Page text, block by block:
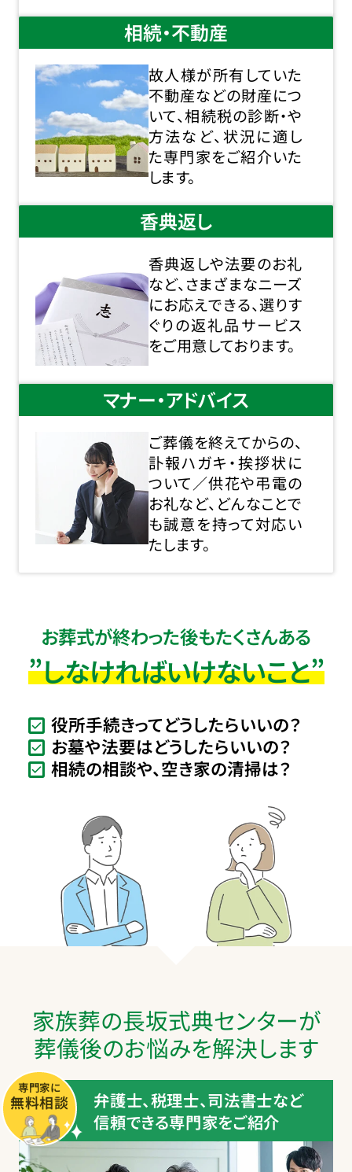
相続・不動産
故人様が所有していた
不動産などの財産につ
いて、相続税の診断・や
方法など、状況に適し
た専門家をご紹介いた
します。
香典返し
香典返しや法要のお礼
など、さまざまなニーズ
にお応えできる、選りす
ぐりの返礼品サービス
をご用意しております。
マナー・アドバイス
ご葬儀を終えてからの、
訃報ハガキ・挨拶状に
ついて／供花や弔電の
お礼など、どんなことで
も誠意を持って対応い
たします。
お葬式が終わった後もたくさんある
”しなければいけないこと”
役所手続きってどうしたらいいの？
お墓や法要はどうしたらいいの？
相続の相談や、空き家の清掃は？
家族葬の長坂式典センターが
葬儀後のお悩みを解決します
専門家に
無料相談
弁護士、税理士、司法書士など
信頼できる専門家をご紹介